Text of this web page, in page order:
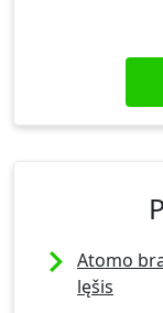
Atomo
lęšis